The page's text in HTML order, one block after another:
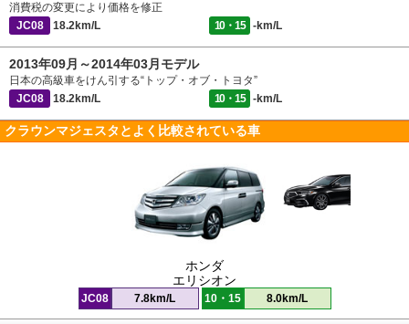
消費税の変更により価格を修正
JC08
18.2km/L 10・15 -km/L
2013年09月～2014年03月モデル
日本の高級車をけん引する“トップ・オブ・トヨタ”
JC08
18.2km/L 10・15 -km/L
クラウンマジェスタとよく比較されている車
ホンダ
エリシオン
JC08 7.8km/L 10・15 8.0km/L